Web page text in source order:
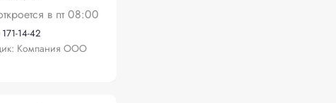
в пт 08:00
14-42
Компания ООО